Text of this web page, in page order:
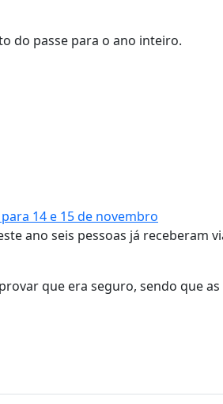
do passe para o ano inteiro.
14 e 15 de novembro
ano seis pessoas já receberam
que era seguro, sendo que